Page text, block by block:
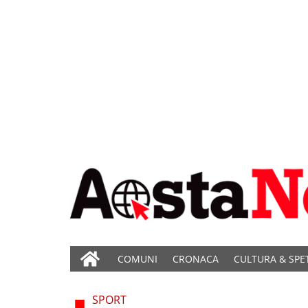
COMUNI CRONACA CULTURA &
SPORT